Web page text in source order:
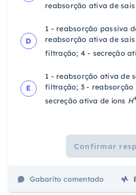
reabsorção ativa de
D
1 - reabsorção passiva
reabsorção ativa de
filtração; 4 - secreção
E
1 - reabsorção ativa de
filtração; 3 - reabsorção
secreção ativa de íons H
Confirmar
Gabarito comentado